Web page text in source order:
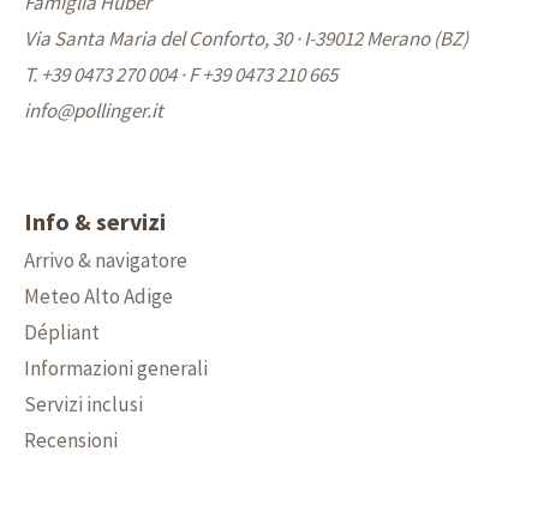
Via Santa Maria del Conforto, 30 · I-39012 Merano (BZ)
T. +39 0473 270 004·F +39 0473 210 665
info@pollinger.it
Info & servizi
Arrivo & navigatore
Meteo Alto Adige
Dépliant
Informazioni generali
Servizi inclusi
Recensioni